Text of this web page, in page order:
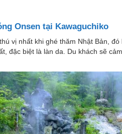
Onsen tại Kawaguchiko
vị nhất khi ghé thăm Nhật Bản,
đặc biệt là làn da. Du khách sẽ